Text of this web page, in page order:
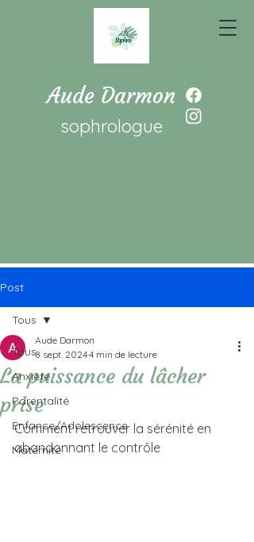
Aude Darmon
sophrologue
Post
Tous
Anxiété
Parentalité
Enfance/Adolescence
Maternité
Tous
La puissance du lâcher
prise
Aude Darmon
8 sept. 20244 min de lecture
Comment retrouver la sérénité en
abandonnant le contrôle